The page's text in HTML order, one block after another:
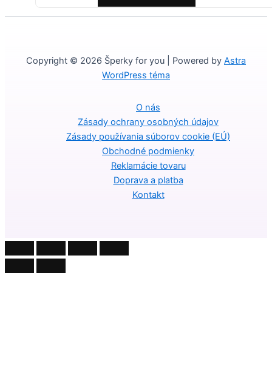
Copyright © 2026 Šperky for you | Powered by Astra
WordPress téma
O nás
Zásady ochrany osobných údajov
Zásady používania súborov cookie (EÚ)
Obchodné podmienky
Reklamácie tovaru
Doprava a platba
Kontakt